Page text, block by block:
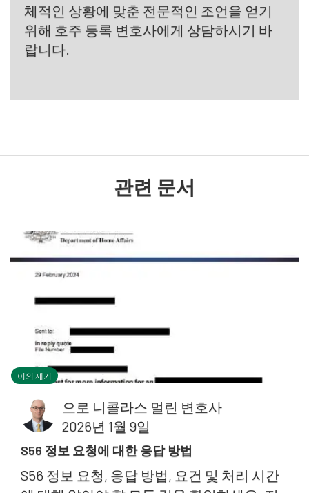
체적인 상황에 맞춘 전문적인 조언을 얻기
위해 호주 등록 변호사에게 상담하시기 바
랍니다.
관련 문서
이의 제기
으로 니콜라스 멀린 변호사
2026년 1월 9일
S56 정보 요청에 대한 응답 방법
S56 정보 요청, 응답 방법, 요건 및 처리 시간